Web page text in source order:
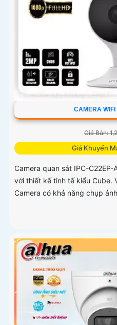
CAMERA
Giá Bán:
Giá Khuyến
Camera quan sát IPC-
với thiết kế tinh tế kiểu Cube.
Camera có khả năng chụp